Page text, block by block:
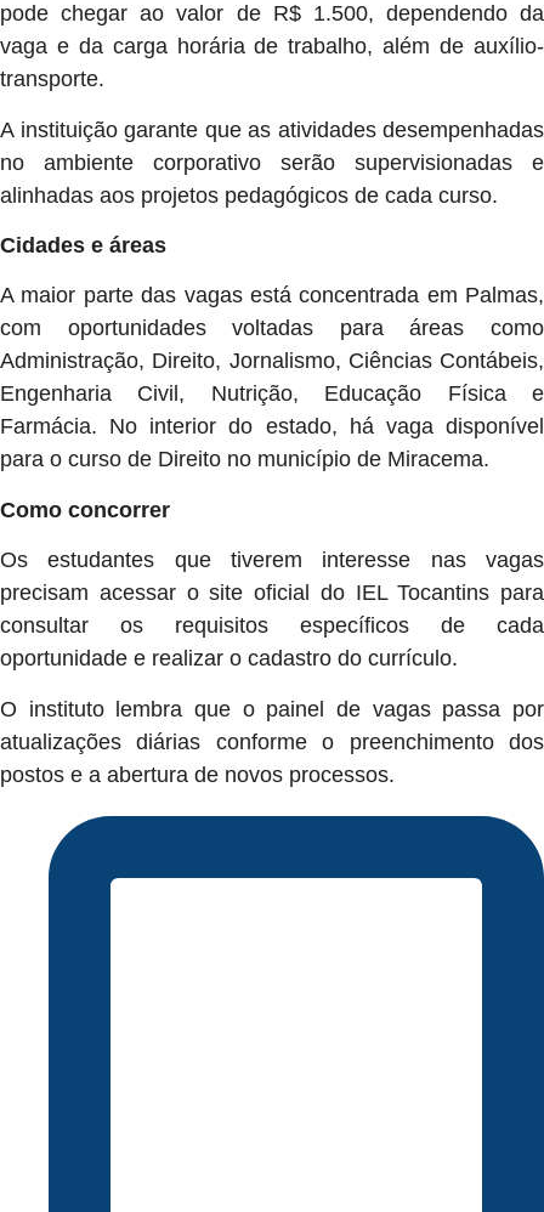
pode chegar ao valor de R$ 1.500, dependendo da
vaga e da carga horária de trabalho, além de auxílio-
transporte.
A instituição garante que as atividades desempenhadas
no ambiente corporativo serão supervisionadas e
alinhadas aos projetos pedagógicos de cada curso.
Cidades e áreas
A maior parte das vagas está concentrada em Palmas,
com oportunidades voltadas para áreas como
Administração, Direito, Jornalismo, Ciências Contábeis,
Engenharia Civil, Nutrição, Educação Física e
Farmácia. No interior do estado, há vaga disponível
para o curso de Direito no município de Miracema.
Como concorrer
Os estudantes que tiverem interesse nas vagas
precisam acessar o site oficial do IEL Tocantins para
consultar os requisitos específicos de cada
oportunidade e realizar o cadastro do currículo.
O instituto lembra que o painel de vagas passa por
atualizações diárias conforme o preenchimento dos
postos e a abertura de novos processos.